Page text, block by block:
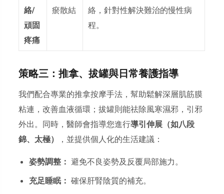
絡/
頑固
疼痛
瘀散結
絡，針對性解決難治的慢性病
程。
策略三：推拿、拔罐與日常養護指導
我們配合專業的推拿按摩手法，幫助鬆解深層肌筋膜
粘連，改善血液循環；拔罐則能祛除風寒濕邪，引邪
外出。同時，醫師會指導您進行導引伸展（如八段
錦、太極）
，並提供個人化的生活建議：
姿勢調整： 避免不良姿勢及反覆局部施力。
充足睡眠： 確保肝腎陰質的補充。